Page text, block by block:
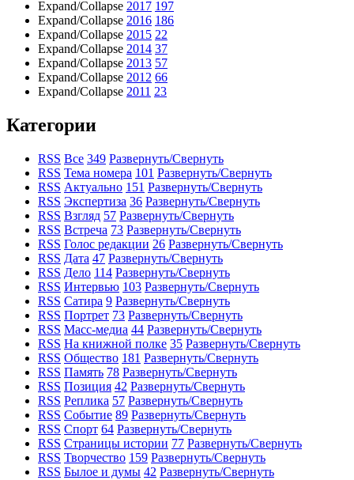
Expand/Collapse 2017 197
Expand/Collapse 2016 186
Expand/Collapse 2015 22
Expand/Collapse 2014 37
Expand/Collapse 2013 57
Expand/Collapse 2012 66
Expand/Collapse 2011 23
Категории
RSS Все 349 Развернуть/Свернуть
RSS Тема номера 101 Развернуть/Свернуть
RSS Актуально 151 Развернуть/Свернуть
RSS Экспертиза 36 Развернуть/Свернуть
RSS Взгляд 57 Развернуть/Свернуть
RSS Встреча 73 Развернуть/Свернуть
RSS Голос редакции 26 Развернуть/Свернуть
RSS Дата 47 Развернуть/Свернуть
RSS Дело 114 Развернуть/Свернуть
RSS Интервью 103 Развернуть/Свернуть
RSS Сатира 9 Развернуть/Свернуть
RSS Портрет 73 Развернуть/Свернуть
RSS Масс-медиа 44 Развернуть/Свернуть
RSS На книжной полке 35 Развернуть/Свернуть
RSS Общество 181 Развернуть/Свернуть
RSS Память 78 Развернуть/Свернуть
RSS Позиция 42 Развернуть/Свернуть
RSS Реплика 57 Развернуть/Свернуть
RSS Событие 89 Развернуть/Свернуть
RSS Спорт 64 Развернуть/Свернуть
RSS Страницы истории 77 Развернуть/Свернуть
RSS Творчество 159 Развернуть/Свернуть
RSS Былое и думы 42 Развернуть/Свернуть